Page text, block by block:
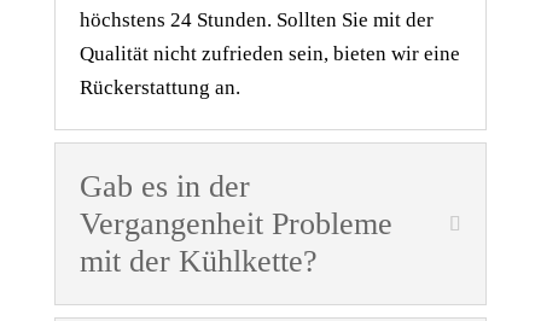
höchstens 24 Stunden. Sollten Sie mit der
Qualität nicht zufrieden sein, bieten wir eine
Rückerstattung an.
Gab es in der
Vergangenheit Probleme
mit der Kühlkette?